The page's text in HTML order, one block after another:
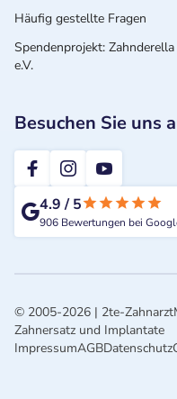
Häufig gestellte Fragen
Spendenprojekt: Zahnderella
e.V.
Besuchen Sie uns
2te-ZahnarztMeinung
4.9/5
906 Bewertungen bei
© 2005-2026 | 2te-
Zahnersatz und Implantate
ImpressumAGBDatenschutz